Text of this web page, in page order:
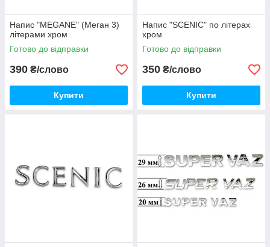
Напис "MEGANE" (Меган 3)
літерами хром
Готово до відправки
390 ₴/слово
Купити
Напис "SCENIC" по літерах
хром
Готово до відправки
350 ₴/слово
Купити